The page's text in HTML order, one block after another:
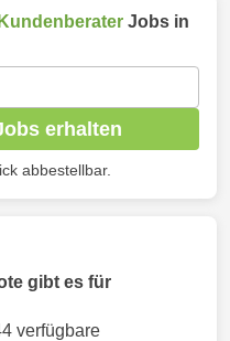
Kundenberater Jobs in
erhalten
abbestellbar.
gibt es für
verfügbare